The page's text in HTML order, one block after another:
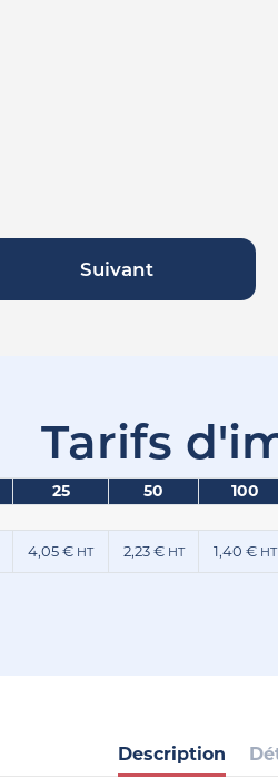
Suivant
Tarifs
25 50 100
4,05 € HT 2,23 € HT 1,40 € HT
Description